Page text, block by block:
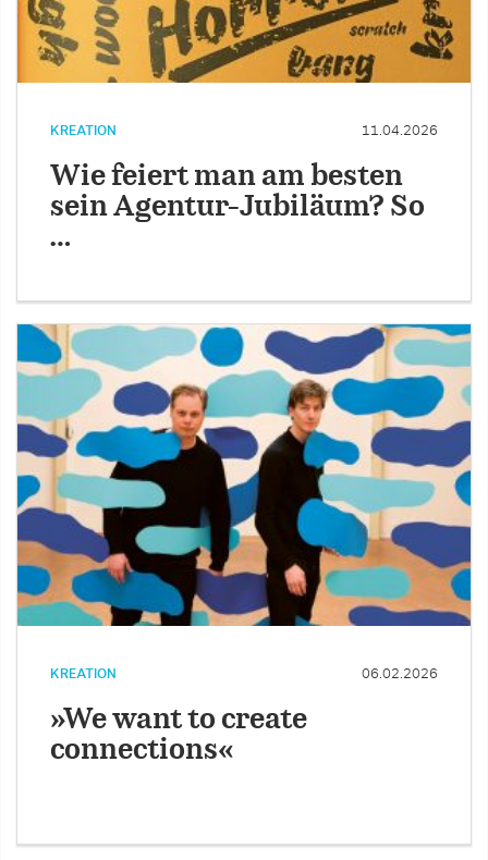
KREATION 11.04.2026
Wie feiert man am besten
sein Agentur-Jubiläum? So
…
KREATION 06.02.2026
»We want to create
connections«